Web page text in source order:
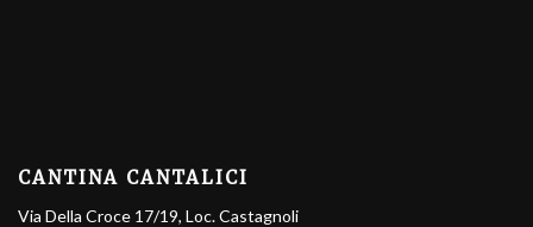
CANTINA CANTALICI
Via Della Croce 17/19, Loc. Castagnoli